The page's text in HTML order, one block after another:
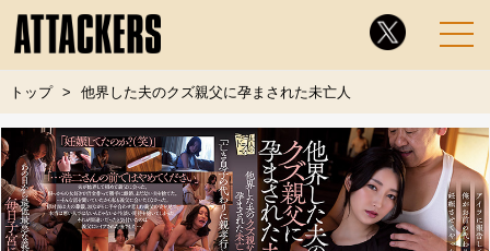
トップ 他界した夫のクズ親父に孕まされた未亡人